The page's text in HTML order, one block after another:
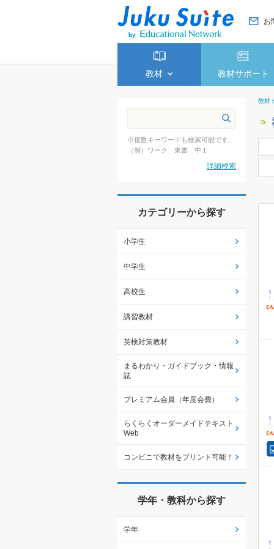
お
教材 教材サポート
教材
※複数キーワードも検索可能です。
（例）ワーク 東書 中１
詳細検索
カテゴリーから探す
小学生
中学生
高校生
講習教材
英検対策教材
まるわかり・ガイドブック・情報
誌
プレミアム会員（年度会費）
らくらくオーダーメイドテキスト
Web
コンビニで教材をプリント可能！
学年・教科から探す
学年